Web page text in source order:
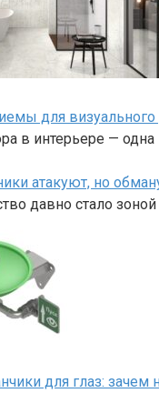
для визуального
в интерьере — одна
атакуют, но
давно стало
для глаз: зачем